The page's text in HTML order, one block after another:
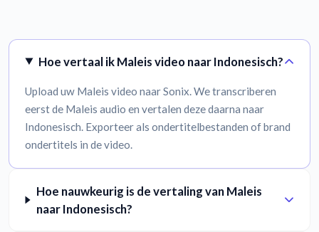
Hoe vertaal ik Maleis video naar Indonesisch?
Upload uw Maleis video naar Sonix. We transcriberen
eerst de Maleis audio en vertalen deze daarna naar
Indonesisch. Exporteer als ondertitelbestanden of brand
ondertitels in de video.
Hoe nauwkeurig is de vertaling van Maleis
naar Indonesisch?